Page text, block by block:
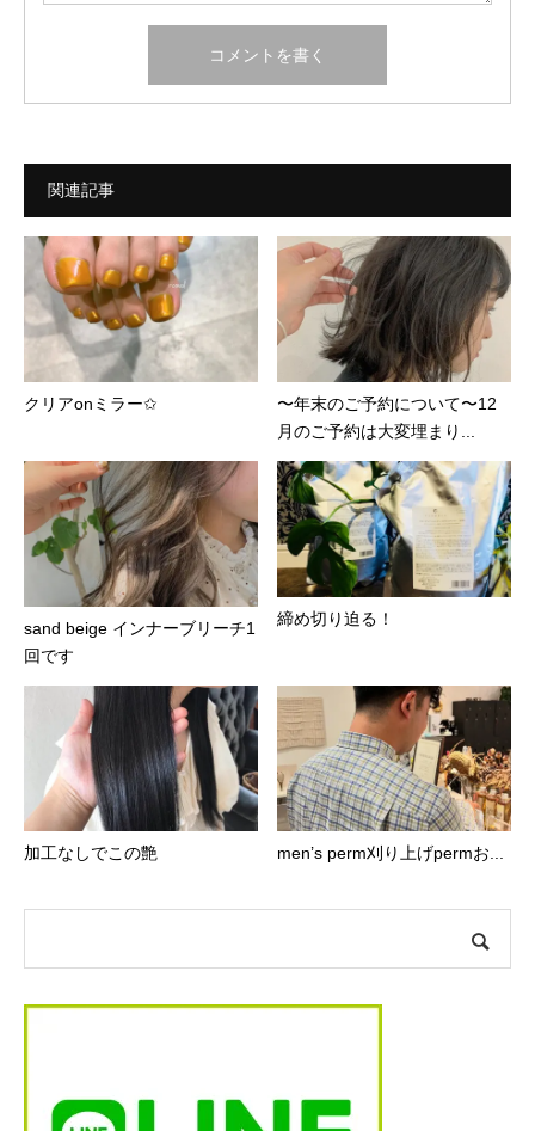
関連記事
クリアonミラー✩
〜年末のご予約について〜12
月のご予約は大変埋まり...
sand beige インナーブリーチ1
回です
締め切り迫る！
加工なしでこの艶 men’s perm刈り上げpermお...